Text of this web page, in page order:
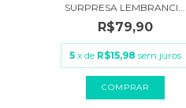
SURPRESA LEMBRANCI...
R$79,90
5 x de R$15,98 sem juros